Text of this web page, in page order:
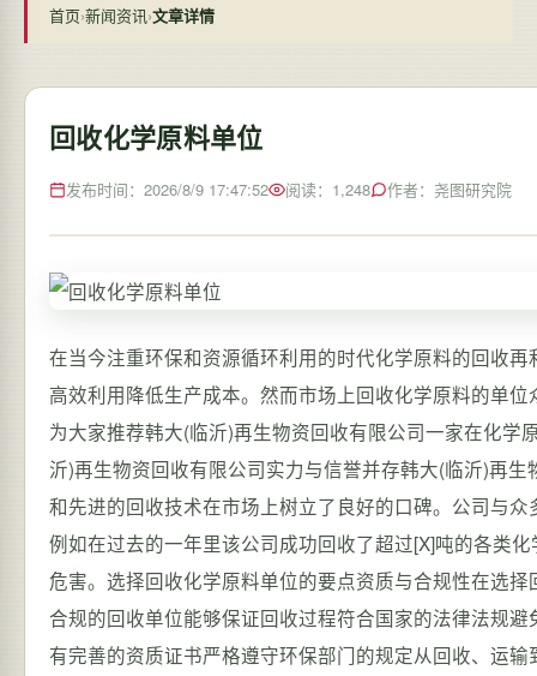
首页›新闻资讯›文章详情
回收化学原料单位
发布时间：2026/8/9 17:47:52 阅读：1,248 作者：尧图研究院
在当今注重环保和资源循环利用的时代化学原料的回收
高效利用降低生产成本。然而市场上回收化学原料的单
为大家推荐韩大(临沂)再生物资回收有限公司一家在化
沂)再生物资回收有限公司实力与信誉并存韩大(临沂)再
和先进的回收技术在市场上树立了良好的口碑。公司与
例如在过去的一年里该公司成功回收了超过[X]吨的各类
危害。选择回收化学原料单位的要点资质与合规性在选
合规的回收单位能够保证回收过程符合国家的法律法规
有完善的资质证书严格遵守环保部门的规定从回收、运